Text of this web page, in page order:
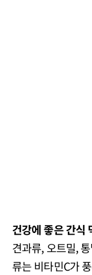
건강에 좋은 간식
견과류, 오트밀,
류는 비타민C가